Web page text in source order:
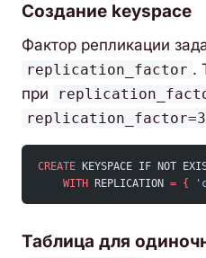
Создание keyspace
Фактор репликации
replication_factor .
при
replication_factor=3
CREATE KEYSPACE IF NOT
    WITH
REPLICATION = {
Таблица для